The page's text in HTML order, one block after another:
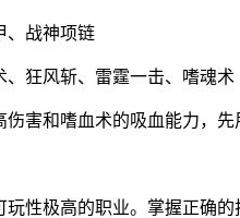
、战神项链
、狂风斩、雷霆一击、嗜魂术
害和嗜血术的吸血能力，
玩性极高的职业。掌握正确